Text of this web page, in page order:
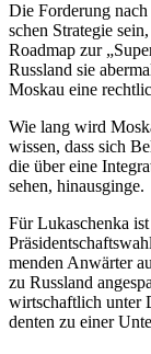
Die Forderung
schen Strategie
Roadmap zur
Russland sie
Moskau eine
Wie lang wird
wissen, dass sich
die über eine
sehen, hinausginge.
Für Lukaschenka
menden Anwärter
zu Russland
wirtschaftlich unter
denten zu einer